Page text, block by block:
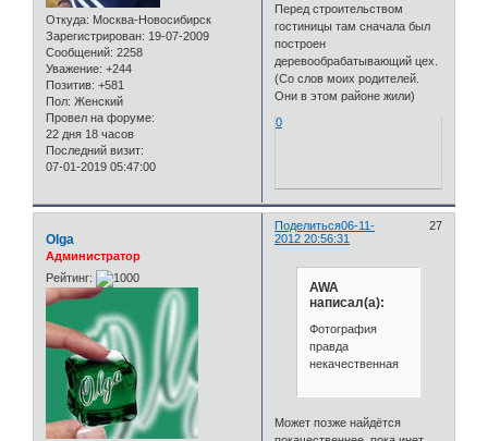
Откуда: Москва-Новосибирск
Зарегистрирован: 19-07-2009
Сообщений: 2258
Уважение: +244
Позитив: +581
Пол: Женский
Провел на форуме:
22 дня 18 часов
Последний визит:
07-01-2019 05:47:00
Перед строительством
гостиницы там сначала был
построен
деревообрабатывающий цех.
(Со слов моих родителей.
Они в этом районе жили)
0
Поделиться 27
06-11-
2012 20:56:31
Olga
Администратор
Рейтинг:
AWA
написал(а):
Фотография
правда
некачественная
Может позже найдётся